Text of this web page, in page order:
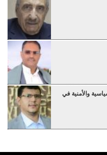
والأمنية في